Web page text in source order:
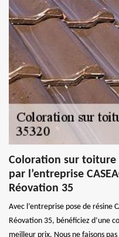
Coloration sur toiture
par l’entreprise
Réovation 35
Avec l’entreprise pose de résine
Réovation 35, bénéficiez d’une
meilleur prix. Nous ne faisons